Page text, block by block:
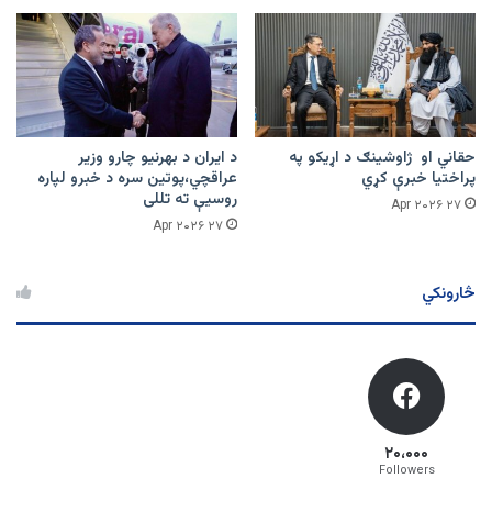
حقاني او ژاوشینګ د اړیکو په
پراختیا خبرې کړي
۲۷ Apr ۲۰۲۶
د ایران د بهرنیو چارو وزیر
عراقچي،پوتین سره د خبرو لپاره
روسیې ته تللی
۲۷ Apr ۲۰۲۶
څارونکي
۲۰،۰۰۰
Followers